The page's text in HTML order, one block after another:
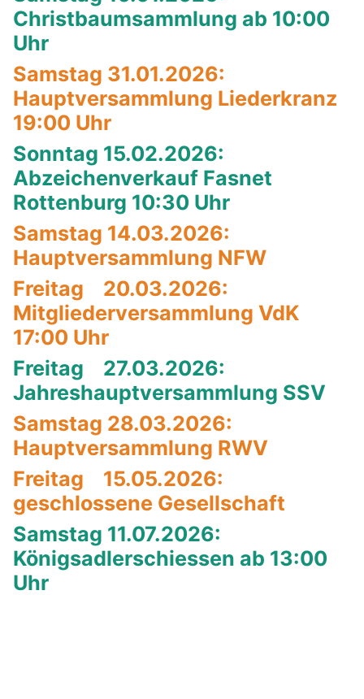
Christbaumsammlung ab 10:00
Uhr
Samstag 31.01.2026:
Hauptversammlung Liederkranz
19:00 Uhr
Sonntag 15.02.2026:
Abzeichenverkauf Fasnet
Rottenburg 10:30 Uhr
Samstag 14.03.2026:
Hauptversammlung NFW
Freitag 20.03.2026:
Mitgliederversammlung VdK
17:00 Uhr
Freitag 27.03.2026:
Jahreshauptversammlung SSV
Samstag 28.03.2026:
Hauptversammlung RWV
Freitag 15.05.2026:
geschlossene Gesellschaft
Samstag 11.07.2026:
Königsadlerschiessen ab 13:00
Uhr